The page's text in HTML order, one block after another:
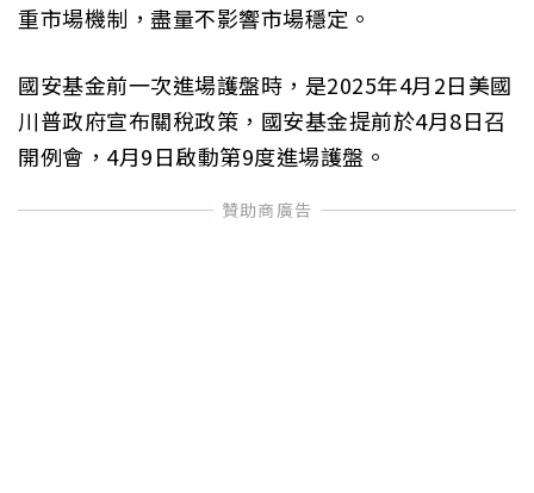
重市場機制，盡量不影響市場穩定。
國安基金前一次進場護盤時，是2025年4月2日美國
川普政府宣布關稅政策，國安基金提前於4月8日召
開例會，4月9日啟動第9度進場護盤。